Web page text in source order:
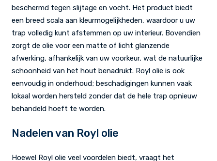
beschermd tegen slijtage en vocht. Het product biedt
een breed scala aan kleurmogelijkheden, waardoor u uw
trap volledig kunt afstemmen op uw interieur. Bovendien
zorgt de olie voor een matte of licht glanzende
afwerking, afhankelijk van uw voorkeur, wat de natuurlijke
schoonheid van het hout benadrukt. Royl olie is ook
eenvoudig in onderhoud; beschadigingen kunnen vaak
lokaal worden hersteld zonder dat de hele trap opnieuw
behandeld hoeft te worden.
Nadelen van Royl olie
Hoewel Royl olie veel voordelen biedt, vraagt het